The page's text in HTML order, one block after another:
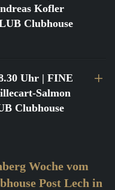
Kofler
Clubhouse
Uhr | FINE
Salmon
Clubhouse
Woche vom
Post Lech in